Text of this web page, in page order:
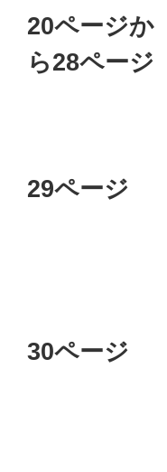
20ページか
ら28ページ
29ページ
30ページ